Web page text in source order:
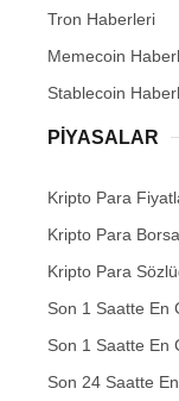
Tron Haberleri
Memecoin
Stablecoin
PIYASALAR
Kripto Para
Kripto Para
Kripto Para
Son 1 Saatte En
Son 1 Saatte En
Son 24 Saatte